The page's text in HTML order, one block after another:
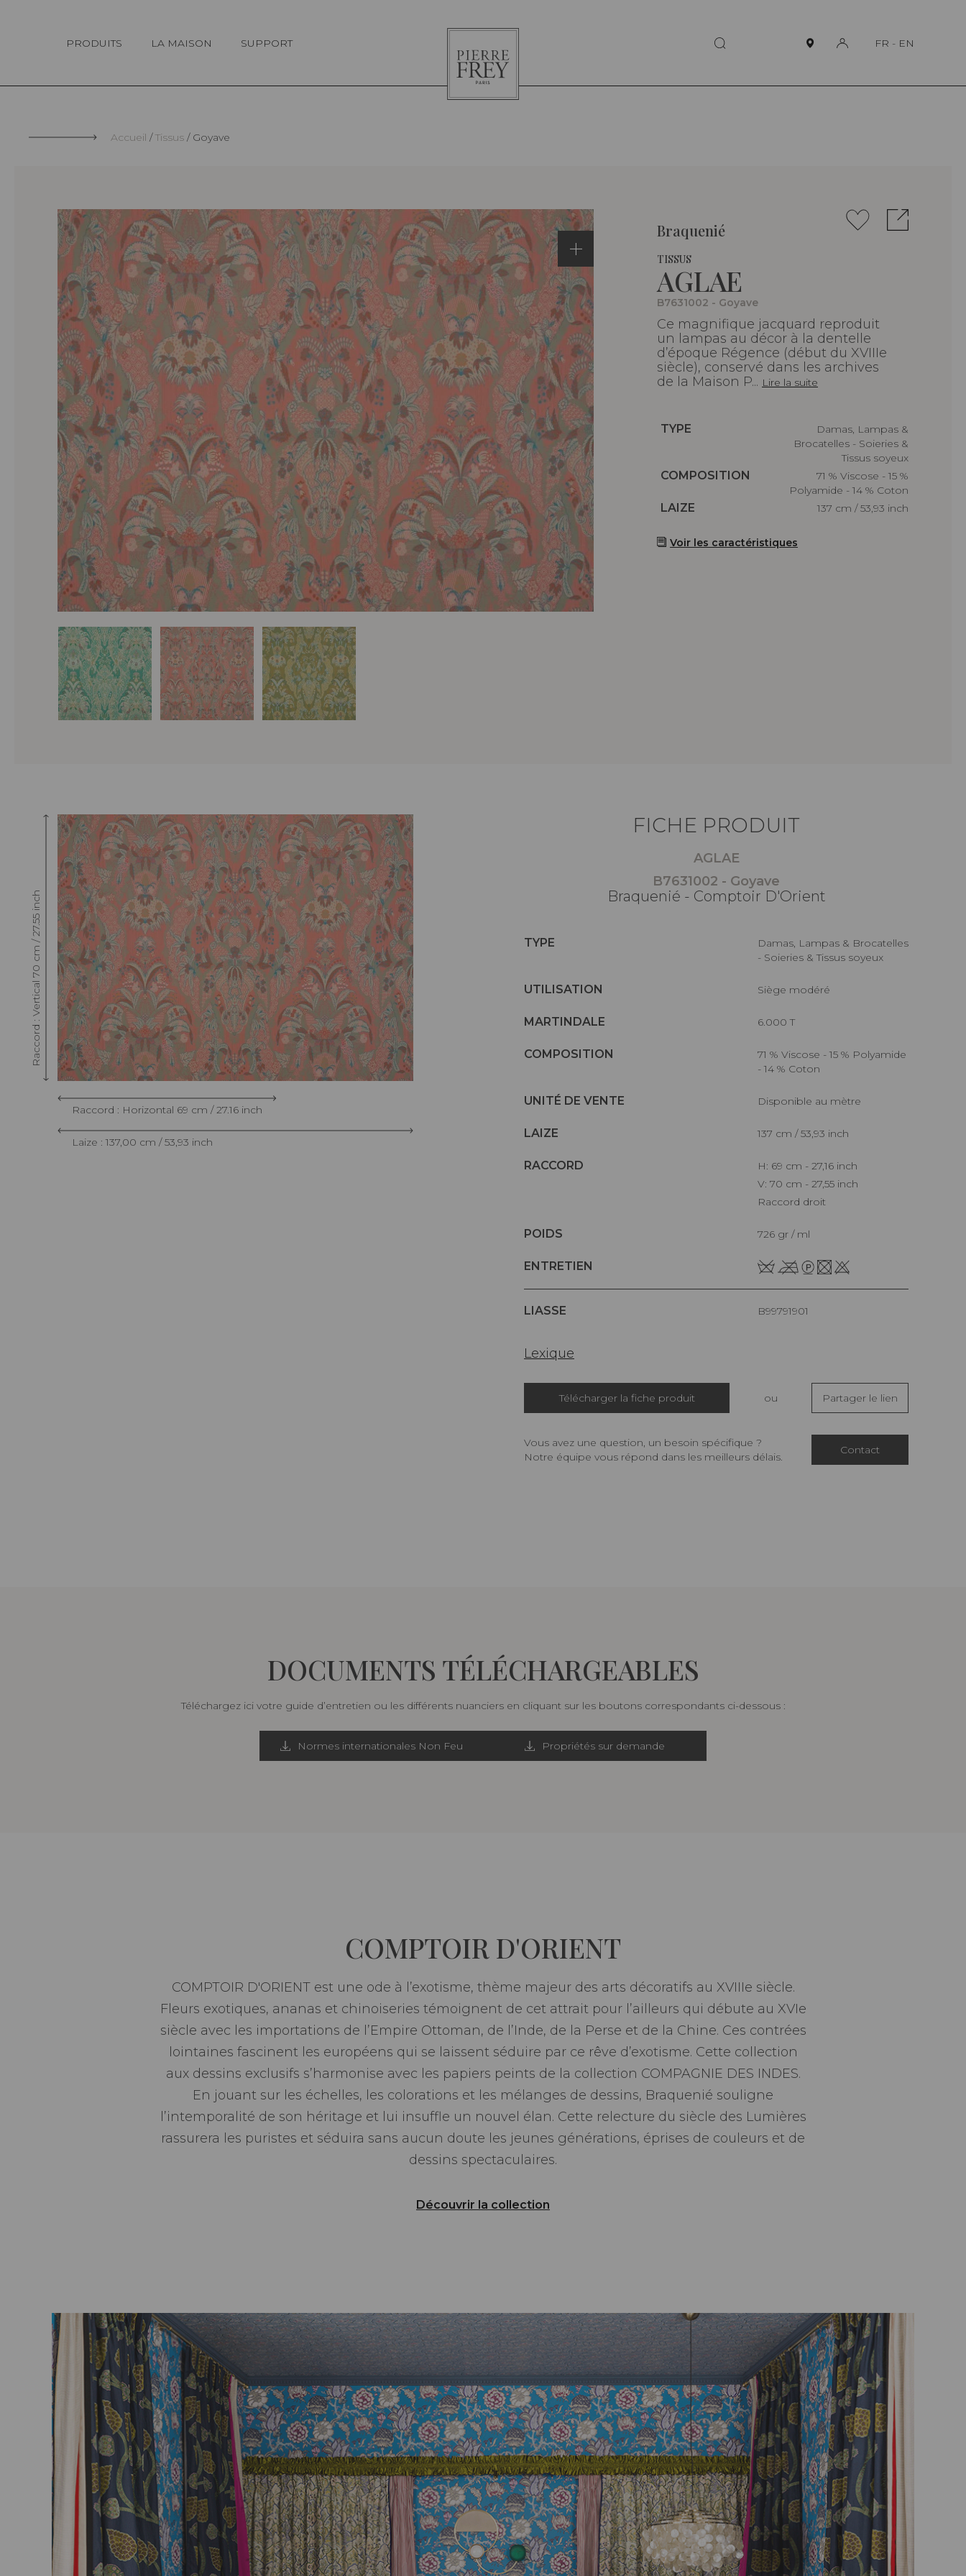
PRODUITS LA MAISON SUPPORT
Pierre
Frey
FR - EN
Accueil Tissus Goyave
Braquenié
TISSUS
AGLAE
B7631002 - Goyave
Ce magnifique jacquard reproduit
un lampas au décor à la dentelle
d’époque Régence (début du XVIIIe
siècle), conservé dans les archives
de la Maison P... Lire la suite
Caractéristiques
TYPE
Damas, Lampas &
Brocatelles - Soieries &
Tissus soyeux
Caractéristiques
COMPOSITION
71 % Viscose - 15 %
Polyamide - 14 % Coton
Caractéristiques
LAIZE 137 cm / 53,93 inch
Voir les caractéristiques
Raccord : Vertical 70 cm / 27.55 inch
Raccord : Horizontal 69 cm / 27.16 inch
Laize : 137,00 cm / 53,93 inch
FICHE PRODUIT
AGLAE
B7631002 - Goyave
Braquenié - Comptoir D'Orient
TYPE
Damas, Lampas & Brocatelles
- Soieries & Tissus soyeux
UTILISATION Siège modéré
MARTINDALE 6.000 T
COMPOSITION
71 % Viscose - 15 % Polyamide
- 14 % Coton
UNITÉ DE VENTE Disponible au mètre
LAIZE 137 cm / 53,93 inch
RACCORD
H: 69 cm - 27,16 inch
V: 70 cm - 27,55 inch
Raccord droit
POIDS 726 gr / ml
ENTRETIEN
LIASSE B99791901
Lexique
Télécharger la fiche produit ou Partager le lien
Vous avez une question, un besoin spécifique ?
Notre équipe vous répond dans les meilleurs délais.
Contact
DOCUMENTS TÉLÉCHARGEABLES
Téléchargez ici votre guide d’entretien ou les différents nuanciers en cliquant sur les boutons correspondants ci-dessous :
Normes internationales Non Feu Propriétés sur demande
COMPTOIR D'ORIENT
COMPTOIR D'ORIENT est une ode à l’exotisme, thème majeur des arts décoratifs au XVIIIe siècle.
Fleurs exotiques, ananas et chinoiseries témoignent de cet attrait pour l’ailleurs qui débute au XVIe
siècle avec les importations de l’Empire Ottoman, de l’Inde, de la Perse et de la Chine. Ces contrées
lointaines fascinent les européens qui se laissent séduire par ce rêve d’exotisme. Cette collection
aux dessins exclusifs s’harmonise avec les papiers peints de la collection COMPAGNIE DES INDES.
En jouant sur les échelles, les colorations et les mélanges de dessins, Braquenié souligne
l’intemporalité de son héritage et lui insuffle un nouvel élan. Cette relecture du siècle des Lumières
rassurera les puristes et séduira sans aucun doute les jeunes générations, éprises de couleurs et de
dessins spectaculaires.
Découvrir la collection